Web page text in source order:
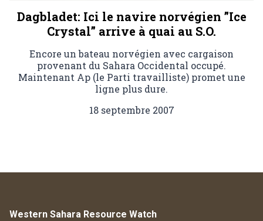
Dagbladet: Ici le navire norvégien ”Ice
Crystal” arrive à quai au S.O.
Encore un bateau norvégien avec cargaison
provenant du Sahara Occidental occupé.
Maintenant Ap (le Parti travailliste) promet une
ligne plus dure.
18 septembre 2007
Western Sahara Resource Watch